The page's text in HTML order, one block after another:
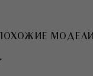
ПОХОЖИЕ МОДЕЛИ